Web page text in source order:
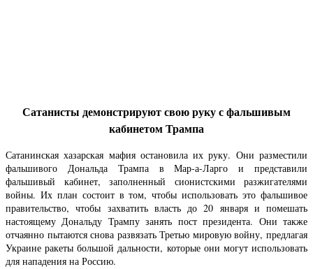
Сатанисты демонстрируют свою руку с фальшивым
кабинетом Трампа
Сатанинская хазарская мафия остановила их руку. Они разместили
фальшивого Дональда Трампа в Мар-а-Ларго и представили
фальшивый кабинет, заполненный сионистскими разжигателями
войны. Их план состоит в том, чтобы использовать это фальшивое
правительство, чтобы захватить власть до 20 января и помешать
настоящему Дональду Трампу занять пост президента. Они также
отчаянно пытаются снова развязать Третью мировую войну, предлагая
Украине ракеты большой дальности, которые они могут использовать
для нападения на Россию.